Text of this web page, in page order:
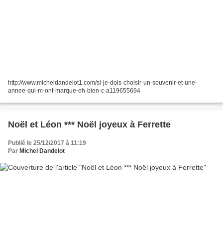
http://www.micheldandelot1.com/si-je-dois-choisir-un-souvenir-et-une-
annee-qui-m-ont-marque-eh-bien-c-a119655694
Noël et Léon *** Noël joyeux à Ferrette
Publié le 25/12/2017 à 11:19
Par Michel Dandelot